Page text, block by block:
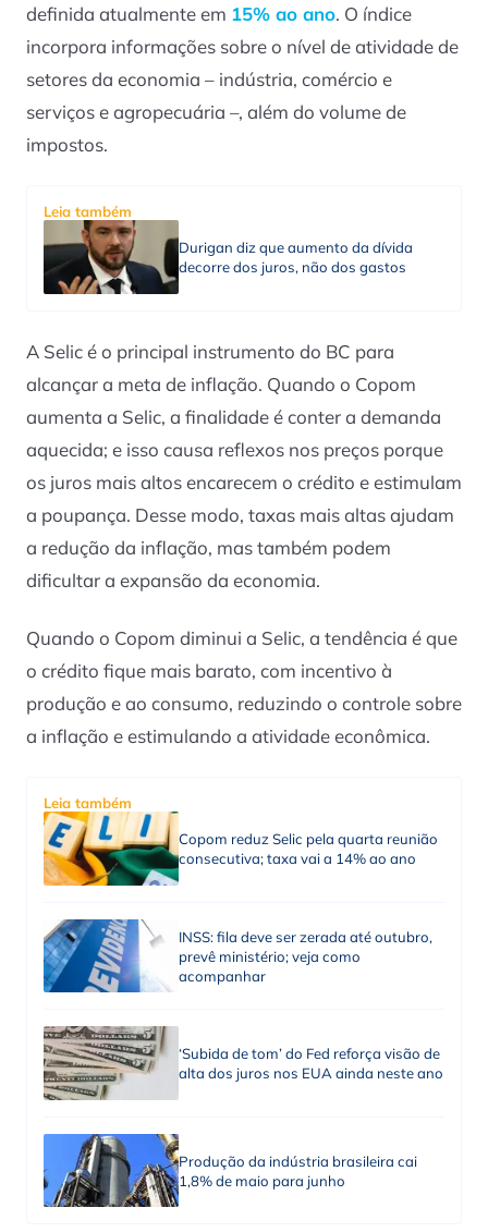
definida atualmente em 15% ao ano. O índice
incorpora informações sobre o nível de atividade de
setores da economia – indústria, comércio e
serviços e agropecuária –, além do volume de
impostos.
Leia também
Durigan diz que aumento da dívida
decorre dos juros, não dos gastos
A Selic é o principal instrumento do BC para
alcançar a meta de inflação. Quando o Copom
aumenta a Selic, a finalidade é conter a demanda
aquecida; e isso causa reflexos nos preços porque
os juros mais altos encarecem o crédito e estimulam
a poupança. Desse modo, taxas mais altas ajudam
a redução da inflação, mas também podem
dificultar a expansão da economia.
Quando o Copom diminui a Selic, a tendência é que
o crédito fique mais barato, com incentivo à
produção e ao consumo, reduzindo o controle sobre
a inflação e estimulando a atividade econômica.
Leia também
Copom reduz Selic pela quarta reunião
consecutiva; taxa vai a 14% ao ano
INSS: fila deve ser zerada até outubro,
prevê ministério; veja como
acompanhar
‘Subida de tom’ do Fed reforça visão de
alta dos juros nos EUA ainda neste ano
Produção da indústria brasileira cai
1,8% de maio para junho